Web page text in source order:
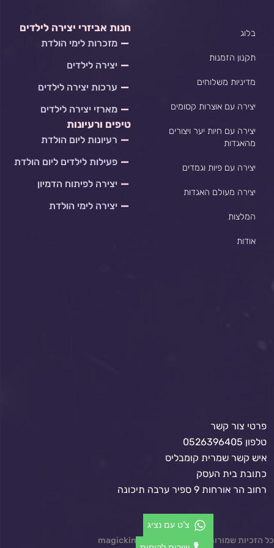
b
o
s
p
בלוג
תקנון הזמנות
מדיניות משלוחים
יצירה עם אוצרות קסומים
יצירה עם חיות יער ויצורים
מהאגדות
יצירה עם פיות וגמדים
יצירה מעולם האגדות
המלצות
אודות
חנות אביזרי יצירה לילדים
מזכרות לימי הולדת
יצירה לילדים
ערכות יצירה לילדים
מארזי יצירה לילדים
טיפים ורעיונות
רעיונות ליום הולדת
פעילות לילדים ליום הולדת
יצירה לפיתוח הדמיון
יצירה לימי הולדת
פרטי צור קשר
טלפון 0526396405
איש קשר שמרית קומבליס
כתובת בית העסק
רחוב הר אורחות 9 ספיר ערבה תיכונה
כל הזכיות שמורות © 2024 magickindom.co.il
צ'ט עם נציג